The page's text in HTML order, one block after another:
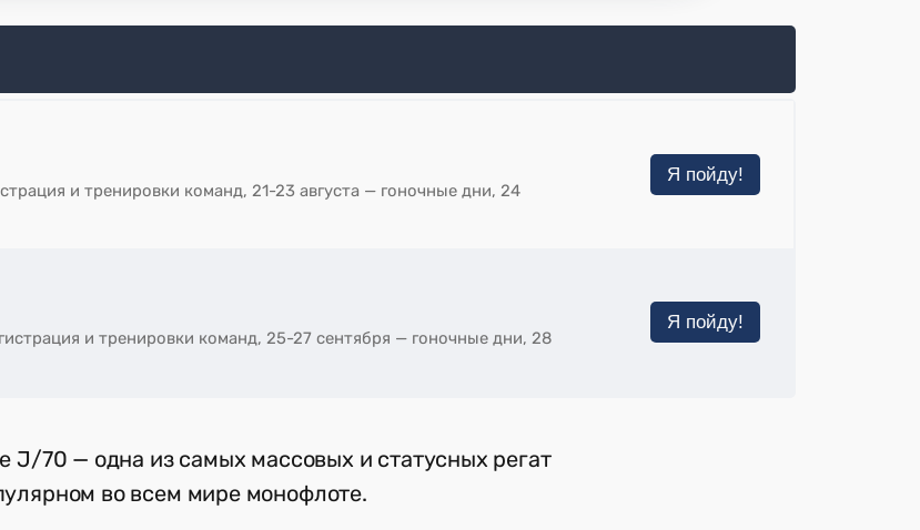
и тренировки команд, 21-23 августа — гоночные дни, 24
Я пойду!
и тренировки команд, 25-27 сентября — гоночные дни, 28
Я пойду!
J/70 — одна из самых массовых и статусных регат
во всем мире монофлоте.